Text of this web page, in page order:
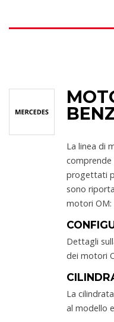
La linea di
progettati
sono
motori OM:
Dettagli
dei motori
La
al modello